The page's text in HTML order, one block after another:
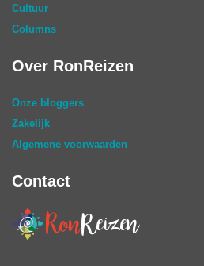
Cultuur
Columns
Over RonReizen
Onze bloggers
Zakelijk
Algemene voorwaarden
Contact